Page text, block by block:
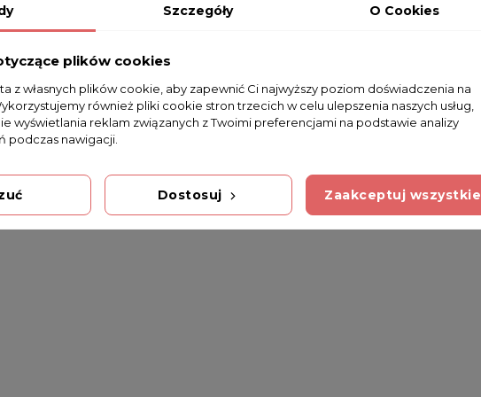
Szczegóły O Cookies
plików cookies
z własnych plików cookie, aby zapewnić Ci najwyższy poziom doświadczenia na
również pliki cookie stron trzecich w celu ulepszenia naszych usług,
wyświetlania reklam związanych z Twoimi preferencjami na podstawie analizy
podczas nawigacji.
Dostosuj Zaakceptuj wszystkie